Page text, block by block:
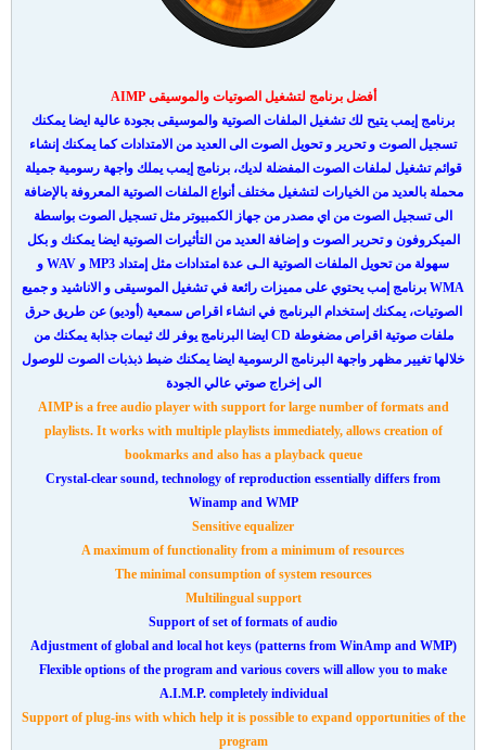
أفضل برنامج لتشغيل الصوتيات والموسيقى AIMP
برنامج إيمب يتيح لك تشغيل الملفات الصوتية والموسيقى بجودة عالية ايضا يمكنك
تسجيل الصوت و تحرير و تحويل الصوت الى العديد من الامتدادات كما يمكنك إنشاء
قوائم تشغيل لملفات الصوت المفضلة لديك، برنامج إيمب يملك واجهة رسومية جميلة
محملة بالعديد من الخيارات لتشغيل مختلف أنواع الملفات الصوتية المعروفة بالإضافة
الى تسجيل الصوت من اي مصدر من جهاز الكمبيوتر مثل تسجيل الصوت بواسطة
الميكروفون و تحرير الصوت و إضافة العديد من التأثيرات الصوتية ايضا يمكنك و بكل
سهولة من تحويل الملفات الصوتية الـى عدة امتدادات مثل إمتداد MP3 و WAV و
WMA برنامج إمب يحتوي على مميزات رائعة في تشغيل الموسيقى و الاناشيد و جميع
الصوتيات، يمكنك إستخدام البرنامج في انشاء اقراص سمعية (أوديو) عن طريق حرق
ملفات صوتية اقراص مضغوطة CD ايضا البرنامج يوفر لك ثيمات جذابة يمكنك من
خلالها تغيير مظهر واجهة البرنامج الرسومية ايضا يمكنك ضبط ذبذبات الصوت للوصول
الى إخراج صوتي عالي الجودة
AIMP is a free audio player with support for large number of formats and
playlists. It works with multiple playlists immediately, allows creation of
bookmarks and also has a playback queue
Crystal-clear sound, technology of reproduction essentially differs from
Winamp and WMP
Sensitive equalizer
A maximum of functionality from a minimum of resources
The minimal consumption of system resources
Multilingual support
Support of set of formats of audio
Adjustment of global and local hot keys (patterns from WinAmp and WMP)
Flexible options of the program and various covers will allow you to make
A.I.M.P. completely individual
Support of plug-ins with which help it is possible to expand opportunities of the
program